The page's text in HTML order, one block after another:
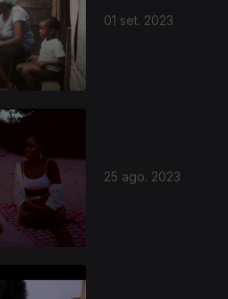
01 set. 2023
25 ago. 2023